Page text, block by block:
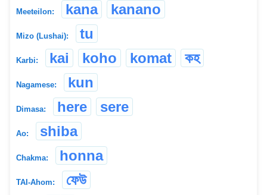
Meeteilon: kana kanano
Mizo (Lushai): tu
Karbi: kai koho komat কহ
Nagamese: kun
Dimasa: here sere
Ao: shiba
Chakma: honna
TAI-Ahom: ফেউ